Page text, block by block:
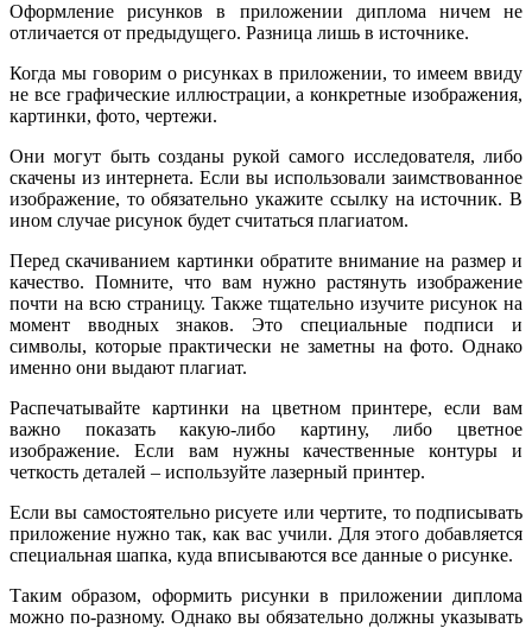
Оформление рисунков в приложении диплома ничем не
отличается от предыдущего. Разница лишь в источнике.
Когда мы говорим о рисунках в приложении, то имеем ввиду
не все графические иллюстрации, а конкретные изображения,
картинки, фото, чертежи.
Они могут быть созданы рукой самого исследователя, либо
скачены из интернета. Если вы использовали заимствованное
изображение, то обязательно укажите ссылку на источник. В
ином случае рисунок будет считаться плагиатом.
Перед скачиванием картинки обратите внимание на размер и
качество. Помните, что вам нужно растянуть изображение
почти на всю страницу. Также тщательно изучите рисунок на
момент вводных знаков. Это специальные подписи и
символы, которые практически не заметны на фото. Однако
именно они выдают плагиат.
Распечатывайте картинки на цветном принтере, если вам
важно показать какую-либо картину, либо цветное
изображение. Если вам нужны качественные контуры и
четкость деталей – используйте лазерный принтер.
Если вы самостоятельно рисуете или чертите, то подписывать
приложение нужно так, как вас учили. Для этого добавляется
специальная шапка, куда вписываются все данные о рисунке.
Таким образом, оформить рисунки в приложении диплома
можно по-разному. Однако вы обязательно должны указывать